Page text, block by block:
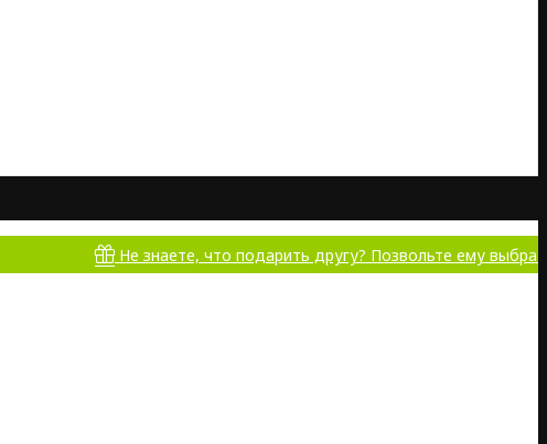
Не знаете, что подарить другу? Позвольте ему выбрать